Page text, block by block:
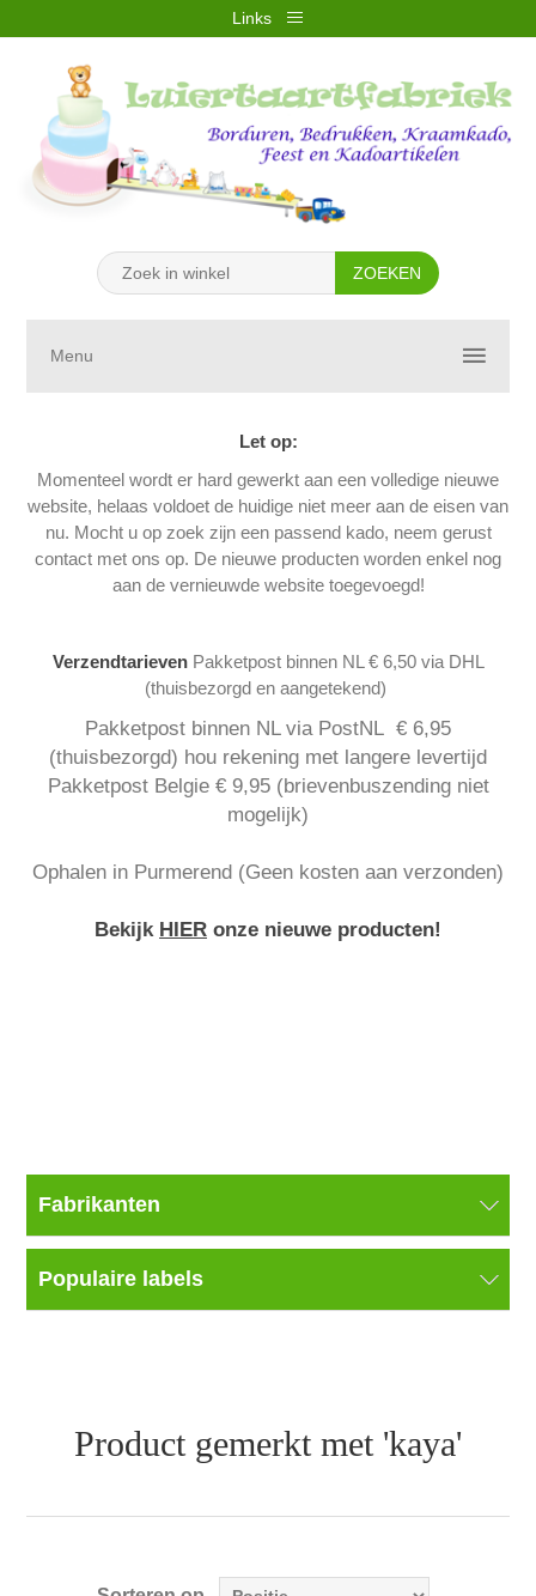
Links
REGISTREREN
WINKELWAGEN (0)
Menu
Let op:
Momenteel wordt er hard gewerkt aan een volledige nieuwe
website, helaas voldoet de huidige niet meer aan de eisen van
nu. Mocht u op zoek zijn een passend kado, neem gerust
contact met ons op. De nieuwe producten worden enkel nog
aan de vernieuwde website toegevoegd!
Verzendtarieven Pakketpost binnen NL € 6,50 via DHL
(thuisbezorgd en aangetekend)
Pakketpost binnen NL via PostNL € 6,95
(thuisbezorgd) hou rekening met langere levertijd
Pakketpost Belgie € 9,95 (brievenbuszending niet
mogelijk)
Ophalen in Purmerend (Geen kosten aan verzonden)
Bekijk HIER onze nieuwe producten!
Fabrikanten
Populaire labels
Product gemerkt met 'kaya'